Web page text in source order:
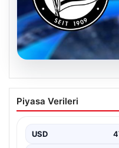
Sturm Graz-
zaman? Saat
Piyasa Verileri
USD